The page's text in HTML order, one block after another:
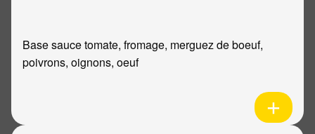
Base sauce tomate, fromage, merguez de boeuf,
poivrons, oignons, oeuf